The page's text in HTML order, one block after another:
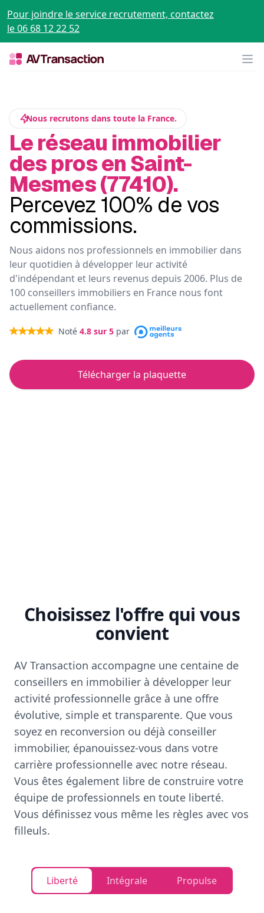
Pour joindre le service recrutement, contactez
le 06 68 12 22 52
Nous recrutons dans toute la France.
Le réseau immobilier
des pros en Saint-
Mesmes (77410).
Percevez 100% de vos
commissions.
Nous aidons nos professionnels en immobilier dans
leur quotidien à développer leur activité
d'indépendant et leurs revenus depuis 2006. Plus de
100 conseillers immobiliers en France nous font
actuellement confiance.
Noté 4.8 sur 5 par
Télécharger la plaquette
Choisissez l'offre qui vous
convient
AV Transaction accompagne une centaine de
conseillers en immobilier à développer leur
activité professionnelle grâce à une offre
évolutive, simple et transparente. Que vous
soyez en reconversion ou déjà conseiller
immobilier, épanouissez-vous dans votre
carrière professionnelle avec notre réseau.
Vous êtes également libre de construire votre
équipe de professionnels en toute liberté.
Vous définissez vous même les règles avec vos
filleuls.
Liberté Intégrale Propulse